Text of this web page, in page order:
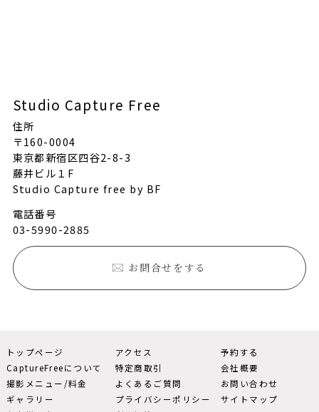
Studio Capture Free
住所
〒160-0004
東京都新宿区四谷2-8-3
藤井ビル１F
Studio Capture free by BF
電話番号
03-5990-2885
お問合せをする
トップページ
CaptureFreeについて
撮影メニュー/料金
ギャラリー
アクセス
特定商取引
よくあるご質問
プライバシーポリシー
予約する
会社概要
お問い合わせ
サイトマップ